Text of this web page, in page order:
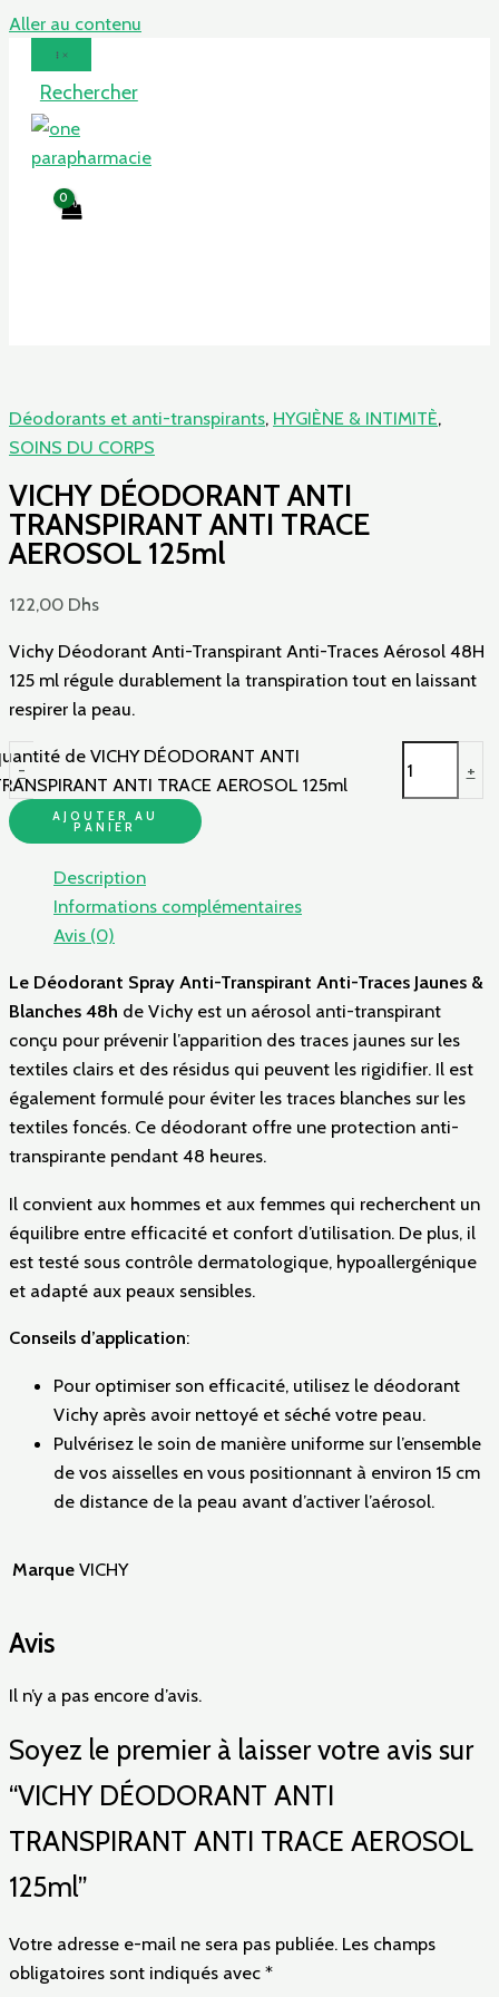
Aller au contenu
Rechercher
Déodorants et anti-transpirants, HYGIÈNE & INTIMITÈ,
SOINS DU CORPS
VICHY DÉODORANT ANTI
TRANSPIRANT ANTI TRACE
AEROSOL 125ml
122,00 Dhs
Vichy Déodorant Anti-Transpirant Anti-Traces Aérosol 48H
125 ml régule durablement la transpiration tout en laissant
respirer la peau.
-
de VICHY DÉODORANT ANTI
ANTI TRACE AEROSOL 125ml
+
AJOUTER AU
PANIER
Description
Informations complémentaires
Avis (0)
Le Déodorant Spray Anti-Transpirant Anti-Traces Jaunes &
Blanches 48h de Vichy est un aérosol anti-transpirant
conçu pour prévenir l’apparition des traces jaunes sur les
textiles clairs et des résidus qui peuvent les rigidifier. Il est
également formulé pour éviter les traces blanches sur les
textiles foncés. Ce déodorant offre une protection anti-
transpirante pendant 48 heures.
Il convient aux hommes et aux femmes qui recherchent un
équilibre entre efficacité et confort d’utilisation. De plus, il
est testé sous contrôle dermatologique, hypoallergénique
et adapté aux peaux sensibles.
Conseils d’application:
Pour optimiser son efficacité, utilisez le déodorant
Vichy après avoir nettoyé et séché votre peau.
Pulvérisez le soin de manière uniforme sur l’ensemble
de vos aisselles en vous positionnant à environ 15 cm
de distance de la peau avant d’activer l’aérosol.
Marque VICHY
Avis
Il n’y a pas encore d’avis.
Soyez le premier à laisser votre avis sur
“VICHY DÉODORANT ANTI
TRANSPIRANT ANTI TRACE AEROSOL
125ml”
Votre adresse e-mail ne sera pas publiée. Les champs
obligatoires sont indiqués avec *